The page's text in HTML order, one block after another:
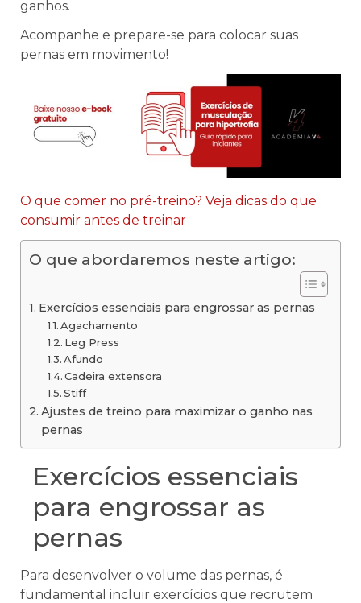
ganhos.
Acompanhe e prepare-se para colocar suas
pernas em movimento!
O que comer no pré-treino? Veja dicas do que
consumir antes de treinar
O que abordaremos neste artigo:
Exercícios essenciais para engrossar as pernas
Agachamento
Leg Press
Afundo
Cadeira extensora
Stiff
Ajustes de treino para maximizar o ganho nas
pernas
Exercícios essenciais
para engrossar as
pernas
Para desenvolver o volume das pernas, é
fundamental incluir exercícios que recrutem